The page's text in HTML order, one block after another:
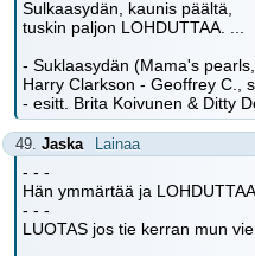
Sulkaasydän, kaunis päältä,
tuskin paljon LOHDUTTAA. ...
- Suklaasydän (Mama's
Harry Clarkson - Geoffrey C.,
- esitt. Brita Koivunen & Ditty
49. Jaska Lainaa
- - -
Hän ymmärtää ja LOHDUTTAA
- - -
LUOTAS jos tie kerran mun vie.